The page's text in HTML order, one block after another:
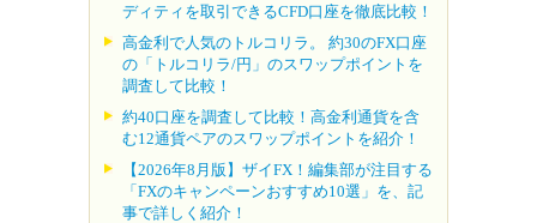
ディティを取引できるCFD口座を徹底比較！
高金利で人気のトルコリラ。 約30のFX口座
の「トルコリラ/円」のスワップポイントを
調査して比較！
約40口座を調査して比較！高金利通貨を含
む12通貨ペアのスワップポイントを紹介！
【2026年8月版】ザイFX！編集部が注目する
「FXのキャンペーンおすすめ10選」を、記
事で詳しく紹介！